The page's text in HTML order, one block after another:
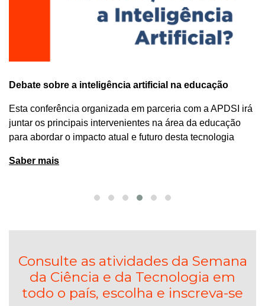
Debate sobre a inteligência artificial na educação
Esta conferência organizada em parceria com a APDSI irá
juntar os principais intervenientes na área da educação
para abordar o impacto atual e futuro desta tecnologia
Saber mais
Consulte as atividades da Semana
da Ciência e da Tecnologia em
todo o país, escolha e inscreva-se